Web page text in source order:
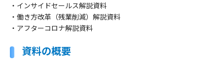
・インサイドセールス解説資料
・働き方改革（残業削減）解説資料
・アフターコロナ解説資料
資料の概要